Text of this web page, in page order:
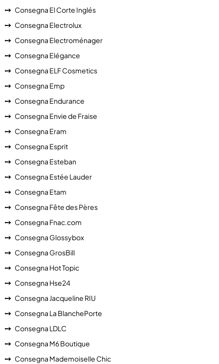
Consegna El Corte Inglés
Consegna Electrolux
Consegna Electroménager
Consegna Elégance
Consegna ELF Cosmetics
Consegna Emp
Consegna Endurance
Consegna Envie de Fraise
Consegna Eram
Consegna Esprit
Consegna Esteban
Consegna Estée Lauder
Consegna Etam
Consegna Fête des Pères
Consegna Fnac.com
Consegna Glossybox
Consegna GrosBill
Consegna Hot Topic
Consegna Hse24
Consegna Jacqueline RIU
Consegna La BlanchePorte
Consegna LDLC
Consegna M6 Boutique
Consegna Mademoiselle Chic